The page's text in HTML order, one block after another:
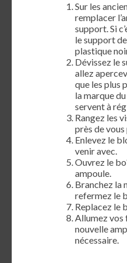
Sur les
remplacer
support. Si
le support de
plastique
Dévissez le
allez
que les plus
la marque
servent à
Rangez les
près de
Enlevez le
venir avec.
Ouvrez le
ampoule.
Branchez la
refermez le
Replacez le
Allumez vos
nouvelle
nécessaire.